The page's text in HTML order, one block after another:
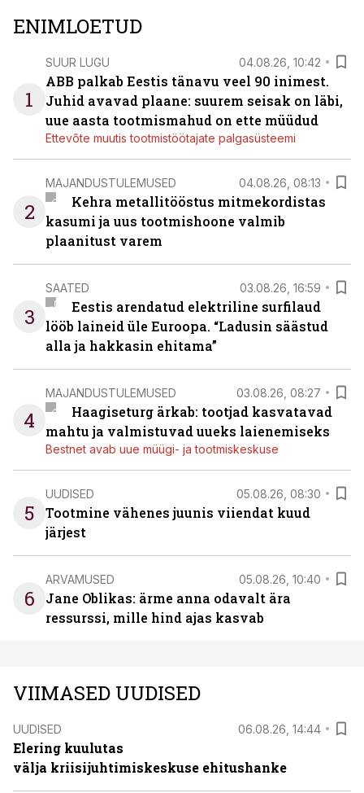
ENIMLOETUD
1
SUUR LUGU 04.08.26, 10:42
ABB palkab Eestis tänavu veel 90 inimest.
Juhid avavad plaane: suurem seisak on läbi,
uue aasta tootmismahud on ette müüdud
Ettevõte muutis tootmistöötajate palgasüsteemi
2
MAJANDUSTULEMUSED 04.08.26, 08:13
Kehra metallitööstus mitmekordistas
kasumi ja uus tootmishoone valmib
plaanitust varem
3
SAATED 03.08.26, 16:59
Eestis arendatud elektriline surfilaud
lööb laineid üle Euroopa. “Ladusin säästud
alla ja hakkasin ehitama”
4
MAJANDUSTULEMUSED 03.08.26, 08:27
Haagiseturg ärkab: tootjad kasvatavad
mahtu ja valmistuvad uueks laienemiseks
Bestnet avab uue müügi- ja tootmiskeskuse
5
UUDISED 05.08.26, 08:30
Tootmine vähenes juunis viiendat kuud
järjest
6
ARVAMUSED 05.08.26, 10:40
Jane Oblikas: ärme anna odavalt ära
ressurssi, mille hind ajas kasvab
VIIMASED UUDISED
UUDISED 06.08.26, 14:44
Elering kuulutas
välja kriisijuhtimiskeskuse ehitushanke